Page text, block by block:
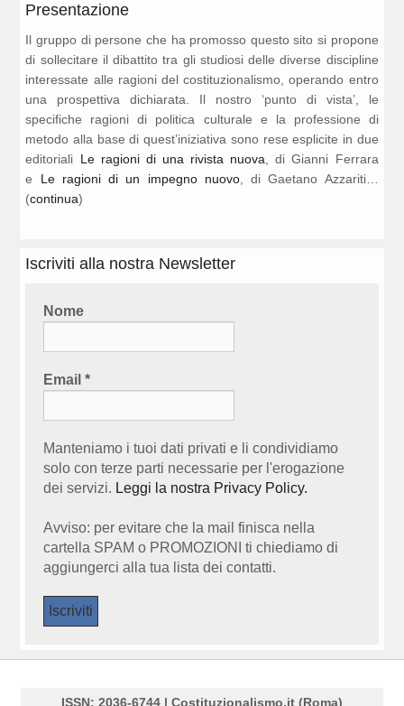
Presentazione
Il gruppo di persone che ha promosso questo sito si propone
di sollecitare il dibattito tra gli studiosi delle diverse discipline
interessate alle ragioni del costituzionalismo, operando entro
una prospettiva dichiarata. Il nostro ‘punto di vista’, le
specifiche ragioni di politica culturale e la professione di
metodo alla base di quest’iniziativa sono rese esplicite in due
editoriali Le ragioni di una rivista nuova, di Gianni Ferrara
e Le ragioni di un impegno nuovo, di Gaetano Azzariti…
(continua)
Iscriviti alla nostra Newsletter
Nome
Email*
Manteniamo i tuoi dati privati e li condividiamo
solo con terze parti necessarie per l'erogazione
dei servizi. Leggi la nostra Privacy Policy.
Avviso: per evitare che la mail finisca nella
cartella SPAM o PROMOZIONI ti chiediamo di
aggiungerci alla tua lista dei contatti.
ISSN: 2036-6744 | Costituzionalismo.it (Roma)